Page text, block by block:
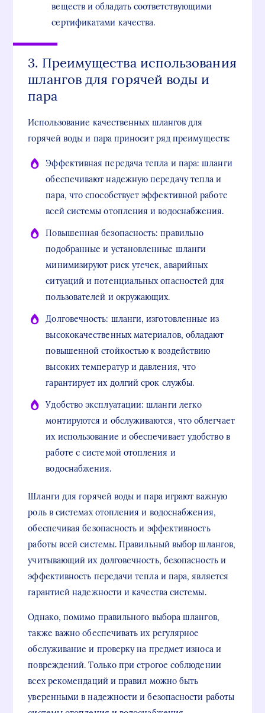
веществ и обладать соответствующими
сертификатами качества.
3. Преимущества использования
шлангов для горячей воды и
пара
Использование качественных шлангов для
горячей воды и пара приносит ряд преимуществ:
Эффективная передача тепла и пара: шланги
обеспечивают надежную передачу тепла и
пара, что способствует эффективной работе
всей системы отопления и водоснабжения.
Повышенная безопасность: правильно
подобранные и установленные шланги
минимизируют риск утечек, аварийных
ситуаций и потенциальных опасностей для
пользователей и окружающих.
Долговечность: шланги, изготовленные из
высококачественных материалов, обладают
повышенной стойкостью к воздействию
высоких температур и давления, что
гарантирует их долгий срок службы.
Удобство эксплуатации: шланги легко
монтируются и обслуживаются, что облегчает
их использование и обеспечивает удобство в
работе с системой отопления и
водоснабжения.
Шланги для горячей воды и пара играют важную
роль в системах отопления и водоснабжения,
обеспечивая безопасность и эффективность
работы всей системы. Правильный выбор шлангов,
учитывающий их долговечность, безопасность и
эффективность передачи тепла и пара, является
гарантией надежности и качества системы.
Однако, помимо правильного выбора шлангов,
также важно обеспечивать их регулярное
обслуживание и проверку на предмет износа и
повреждений. Только при строгое соблюдении
всех рекомендаций и правил можно быть
уверенными в надежности и безопасности работы